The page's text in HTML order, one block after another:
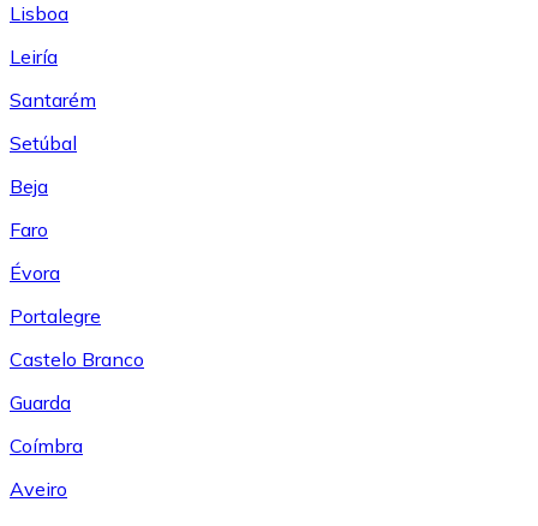
Lisboa
Leiría
Santarém
Setúbal
Beja
Faro
Évora
Portalegre
Castelo Branco
Guarda
Coímbra
Aveiro